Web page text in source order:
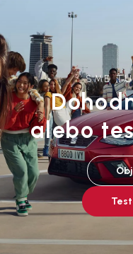
SME
alebo